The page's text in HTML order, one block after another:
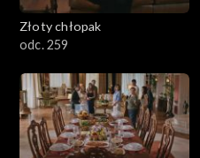
Złoty chłopak
odc. 259